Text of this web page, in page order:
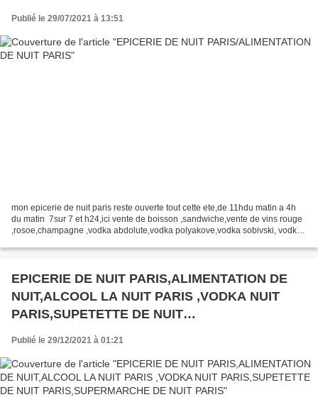
Publié le 29/07/2021 à 13:51
mon epicerie de nuit paris reste ouverte tout cette ete,de 11hdu matin a 4h
du matin 7sur 7 et h24,ici vente de boisson ,sandwiche,vente de vins rouge
,rosoe,champagne ,vodka abdolute,vodka polyakove,vodka sobivski, vodka
EPICERIE DE NUIT PARIS,ALIMENTATION DE
NUIT,ALCOOL LA NUIT PARIS ,VODKA NUIT
PARIS,SUPETETTE DE NUIT
PARIS,SUPERMARCHE DE NUIT PARIS
Publié le 29/12/2021 à 01:21